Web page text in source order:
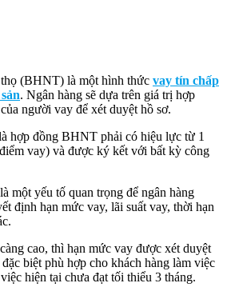
(BHNT) là một hình thức vay tín chấp
. Ngân hàng sẽ dựa trên giá trị hợp
người vay để xét duyệt hồ sơ.
hợp đồng BHNT phải có hiệu lực từ 1
vay) và được ký kết với bất kỳ công
một yếu tố quan trọng để ngân hàng
định hạn mức vay, lãi suất vay, thời hạn
cao, thì hạn mức vay được xét duyệt
biệt phù hợp cho khách hàng làm việc
hiện tại chưa đạt tối thiểu 3 tháng.